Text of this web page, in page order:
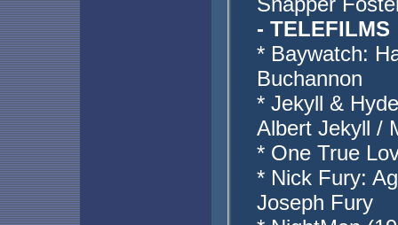
- TELEFILMS
* Baywatch:
Buchannon
* Jekyll &
Albert Jekyll /
* One True
* Nick Fury:
Joseph Fury